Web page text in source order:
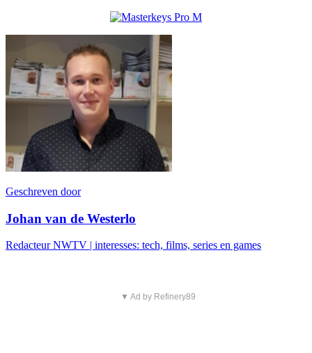
Geschreven door
Johan van de Westerlo
Redacteur NWTV | interesses: tech, films, series en games
▼ Ad by Refinery89